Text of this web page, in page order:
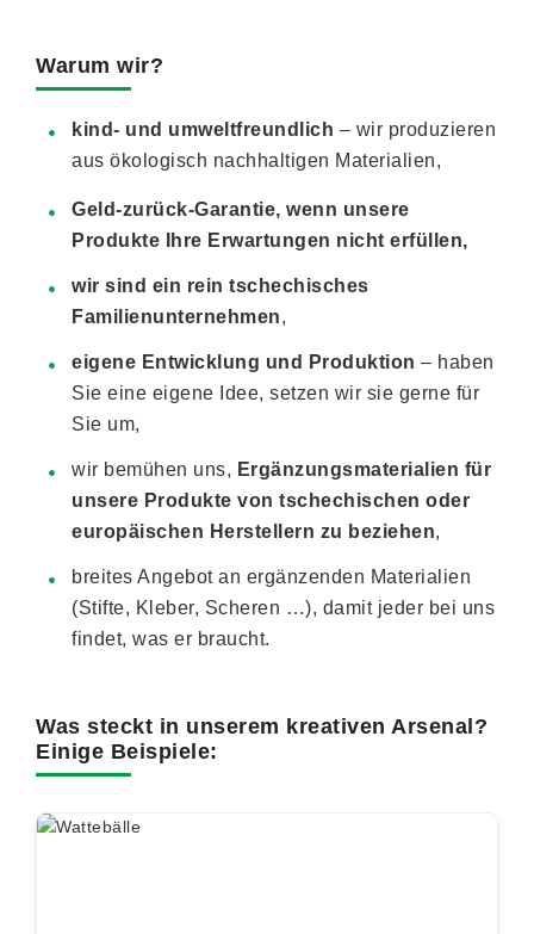
Warum wir?
kind- und umweltfreundlich – wir produzieren
aus ökologisch nachhaltigen Materialien,
Geld-zurück-Garantie, wenn unsere
Produkte Ihre Erwartungen nicht erfüllen,
wir sind ein rein tschechisches
Familienunternehmen,
eigene Entwicklung und Produktion – haben
Sie eine eigene Idee, setzen wir sie gerne für
Sie um,
wir bemühen uns, Ergänzungsmaterialien für
unsere Produkte von tschechischen oder
europäischen Herstellern zu beziehen,
breites Angebot an ergänzenden Materialien
(Stifte, Kleber, Scheren …), damit jeder bei uns
findet, was er braucht.
Was steckt in unserem kreativen Arsenal?
Einige Beispiele: